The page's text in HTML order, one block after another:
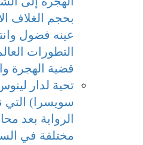
بحجم الغلاف
عينه فضول
التطورات
قضية الهجرة
سويسرا) التي
الرواية بعد
مختلفة في